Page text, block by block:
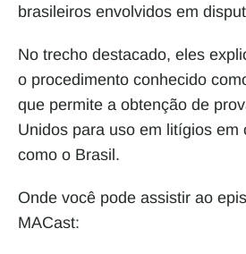
brasileiros envolvidos em
No trecho destacado, eles
o procedimento conhecido
que permite a obtenção de
Unidos para uso em litígios em
como o Brasil.
Onde você pode assistir ao
MACast: